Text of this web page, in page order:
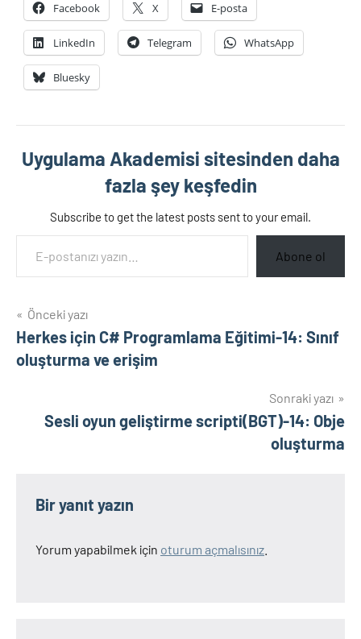
Facebook X E-posta
LinkedIn Telegram WhatsApp
Bluesky
Uygulama Akademisi sitesinden daha
fazla şey keşfedin
Subscribe to get the latest posts sent to your email.
E-postanızı yazın…
Abone ol
Yazı
gezinmesi
Önceki yazı
Herkes için C# Programlama Eğitimi-14: Sınıf
oluşturma ve erişim
Sonraki yazı
Sesli oyun geliştirme scripti(BGT)-14: Obje
oluşturma
Bir yanıt yazın
Yorum yapabilmek için oturum açmalısınız